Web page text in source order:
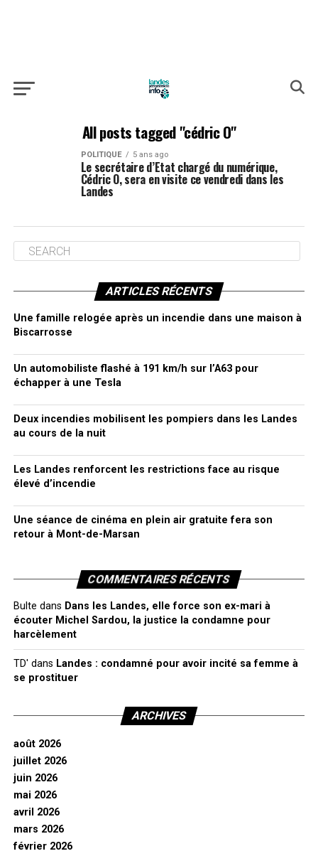
All posts tagged "cédric O"
POLITIQUE 5 ans ago
Le secrétaire d’Etat chargé du numérique,
Cédric O, sera en visite ce vendredi dans les
Landes
ARTICLES RÉCENTS
Une famille relogée après un incendie dans une maison à
Biscarrosse
Un automobiliste flashé à 191 km/h sur l’A63 pour
échapper à une Tesla
Deux incendies mobilisent les pompiers dans les Landes
au cours de la nuit
Les Landes renforcent les restrictions face au risque
élevé d’incendie
Une séance de cinéma en plein air gratuite fera son
retour à Mont-de-Marsan
COMMENTAIRES RÉCENTS
Bulte dans Dans les Landes, elle force son ex-mari à
écouter Michel Sardou, la justice la condamne pour
harcèlement
TD' dans Landes : condamné pour avoir incité sa femme à
se prostituer
ARCHIVES
août 2026
juillet 2026
juin 2026
mai 2026
avril 2026
mars 2026
février 2026